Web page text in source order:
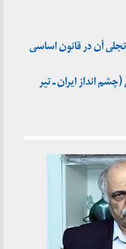
آن در قانون‌ اساسی
(چشم انداز ایران ـ تیر